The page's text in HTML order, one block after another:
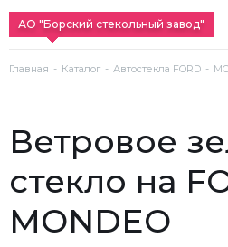
АО "Борский стекольный завод"
Главная Каталог Автостекла FORD
ветровое зеленое
стекло на
MONDEO